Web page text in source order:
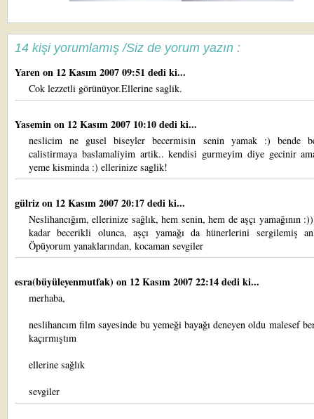
14 kişi yorumlamış /Siz de yorum yazın :
Yarenon 12 Kasım 2007 09:51 dedi ki...
Cok lezzetli görünüyor.Ellerine saglik.
Yaseminon 12 Kasım 2007 10:10 dedi ki...
neslicim ne gusel biseyler becermisin senin yamak :) bende
calistirmaya baslamaliyim artik.. kendisi gurmeyim diye gecinir
yeme kisminda :) ellerinize saglik!
gülrizon 12 Kasım 2007 20:17 dedi ki...
Neslihancığım, ellerinize sağlık, hem senin, hem de aşçı yamağının
kadar becerikli olunca, aşçı yamağı da hünerlerini sergilemiş
Öpüyorum yanaklarından, kocaman sevgiler
esra(büyüleyenmutfak) on 12 Kasım 2007 22:14 dedi ki...
merhaba,
neslihancım film sayesinde bu yemeği bayağı deneyen oldu malesef
kaçırmıştım
ellerine sağlık
sevgiler